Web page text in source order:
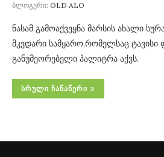
ბლოგერი: OLD ALO
ნასამ გამოაქვეყნა მარსის ახალი
მკვდარი სამყარო,რომელსაც ტავისი
განუმეორებელი პალიტრა აქვს.
ᲡᲠᲣᲚᲘ ᲩᲐᲜᲐᲬᲔᲠᲘ